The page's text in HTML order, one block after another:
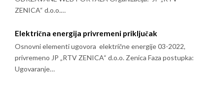
ZENICA“ d.o.o.…
Električna energija privremeni priključak
Osnovni elementi ugovora električne energije 03-2022,
privremeno JP „RTV ZENICA“ d.o.o. Zenica Faza postupka:
Ugovaranje…